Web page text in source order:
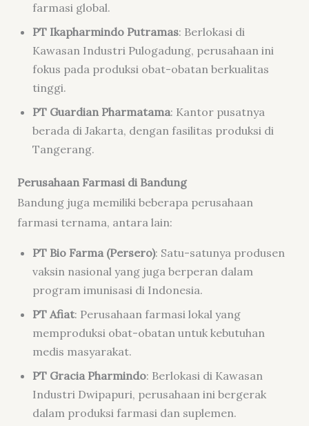
farmasi global.
PT Ikapharmindo Putramas: Berlokasi di
Kawasan Industri Pulogadung, perusahaan ini
fokus pada produksi obat-obatan berkualitas
tinggi.
PT Guardian Pharmatama: Kantor pusatnya
berada di Jakarta, dengan fasilitas produksi di
Tangerang.
Perusahaan Farmasi di Bandung
Bandung juga memiliki beberapa perusahaan
farmasi ternama, antara lain:
PT Bio Farma (Persero): Satu-satunya produsen
vaksin nasional yang juga berperan dalam
program imunisasi di Indonesia.
PT Afiat: Perusahaan farmasi lokal yang
memproduksi obat-obatan untuk kebutuhan
medis masyarakat.
PT Gracia Pharmindo: Berlokasi di Kawasan
Industri Dwipapuri, perusahaan ini bergerak
dalam produksi farmasi dan suplemen.